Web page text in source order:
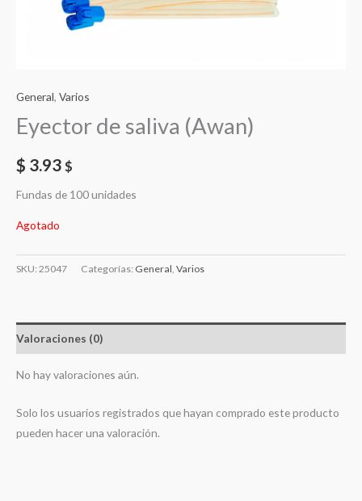
General, Varios
Eyector de saliva (Awan)
$ 3.93 $
Fundas de 100 unidades
Agotado
SKU: 25047 Categorías: General, Varios
Valoraciones (0)
No hay valoraciones aún.
Solo los usuarios registrados que hayan comprado este producto
pueden hacer una valoración.